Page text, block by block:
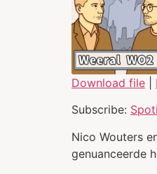
RSS FEED
SHARE
LINK
EMBED
Download file
Subscribe:
Nico Wouters
genuanceerde